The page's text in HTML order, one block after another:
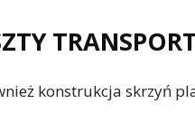
konstrukcja skrzyń